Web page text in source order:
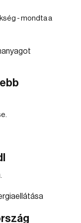
- mondta a